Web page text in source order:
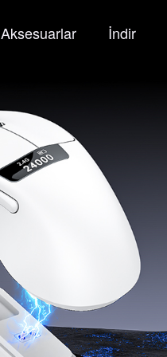
Aksesuarlar İndir